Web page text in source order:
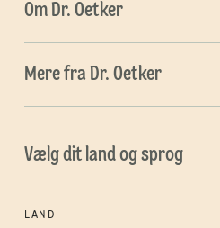
Om Dr. Oetker
Mere fra Dr. Oetker
Vælg dit land og sprog
LAND